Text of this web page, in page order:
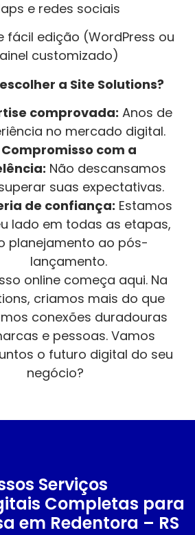
e redes sociais
fácil edição (WordPress ou
customizado)
a Site Solutions?
comprovada: Anos de
no mercado digital.
Compromisso com a
Não descansamos
suas expectativas.
de confiança: Estamos
lado em todas as etapas,
planejamento ao pós-
lançamento.
online começa aqui. Na
criamos mais do que
conexões duradouras
e pessoas. Vamos
o futuro digital do seu
negócio?
Serviços
Completas para
em Redentora – RS